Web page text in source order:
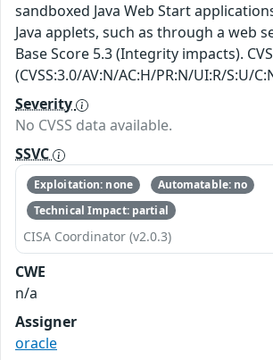
sandboxed Java Web Start
Java applets, such as through a web
Base Score 5.3 (Integrity impacts).
(CVSS:3.0/AV:N/AC:H/PR:N/UI:R/S:U/
Severity
No CVSS data available.
SSVC
Exploitation: none
Automatable: no
Technical Impact: partial
CISA Coordinator (v2.0.3)
CWE
n/a
Assigner
oracle